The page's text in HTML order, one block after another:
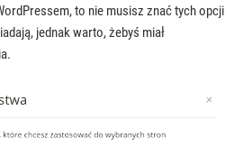
to nie musisz znać tych opcji
jednak warto, żebyś miał